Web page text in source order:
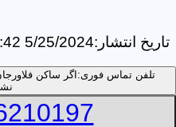
تاریخ انتشار:5/25/2024 10:01:42 AM
تلفن تماس فوری: اگر ساکن